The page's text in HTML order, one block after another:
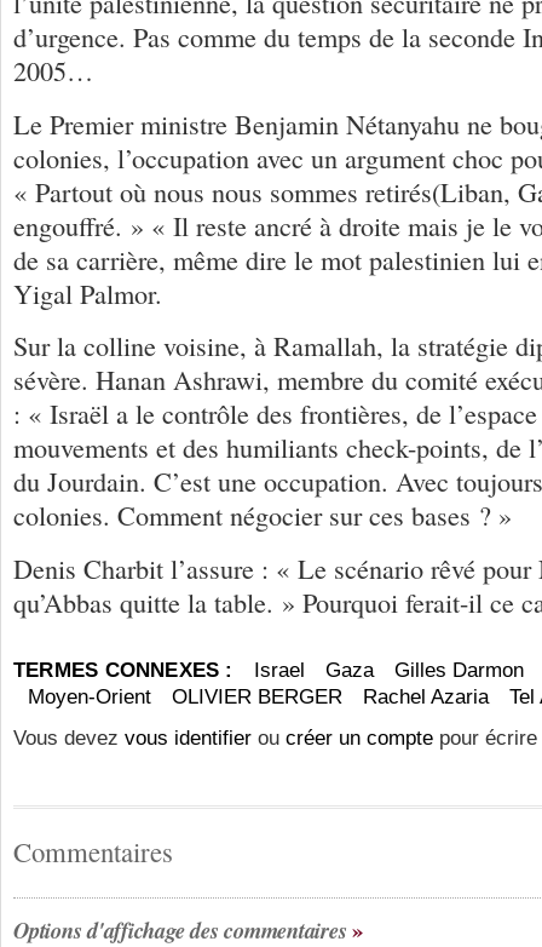
d’urgence. Pas comme du temps de la seconde
2005…
Le Premier ministre Benjamin Nétanyahu ne
colonies, l’occupation avec un argument choc
« Partout où nous nous sommes retirés(Liban,
engouffré. » « Il reste ancré à droite mais je le
de sa carrière, même dire le mot palestinien lui
Yigal Palmor.
Sur la colline voisine, à Ramallah, la stratégie
sévère. Hanan Ashrawi, membre du comité
: « Israël a le contrôle des frontières, de
mouvements et des humiliants check-points, de
du Jourdain. C’est une occupation. Avec
colonies. Comment négocier sur ces bases ? »
Denis Charbit l’assure : « Le scénario rêvé pour
qu’Abbas quitte la table. » Pourquoi ferait-il ce
TERMES CONNEXES : Israel Gaza
Gilles Darmon
Moyen-Orient
OLIVIER BERGER Rachel Azaria
Tel
Vous devez vous identifier ou créer un compte pour
Commentaires
Options d'affichage des commentaires